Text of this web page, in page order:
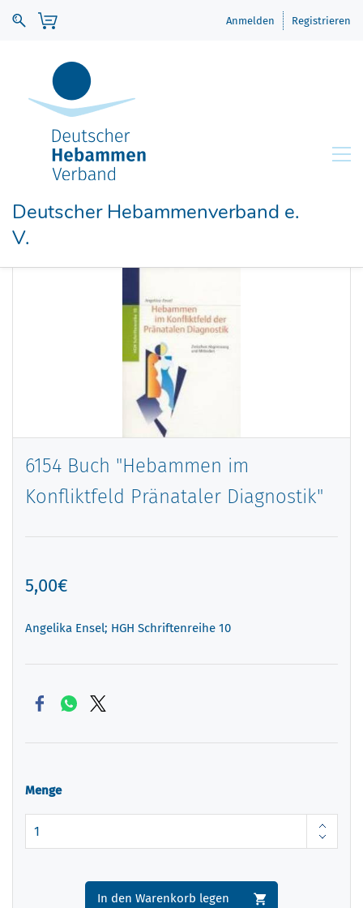
Anmelden Registrieren
Deutscher Hebammenverband e.
V.
6154 Buch "Hebammen im
Konfliktfeld Pränataler Diagnostik"
5,00€
Angelika Ensel; HGH Schriftenreihe 10
Menge
In den Warenkorb legen